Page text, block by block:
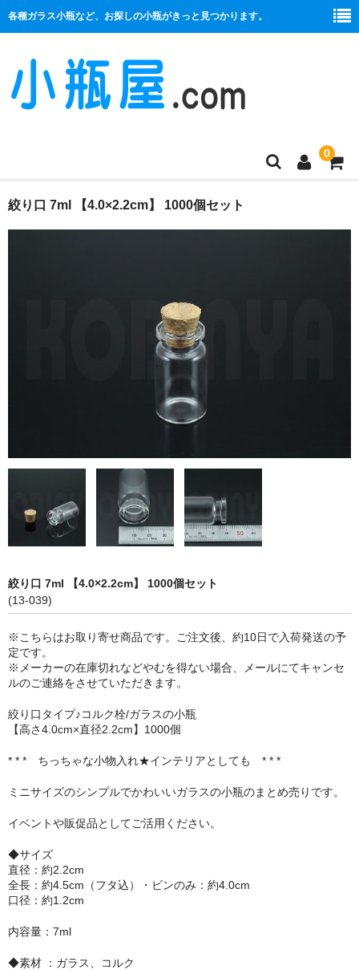
各種ガラス小瓶など、お探しの小瓶がきっと見つかります。
0
商品一覧
ストラップ付き
単品
セット
単品
セット
デザイン小瓶
単品
絞り口 7ml 【4.0×2.2cm】 1000個セット
絞り口 7ml 【4.0×2.2cm】 1000個セット
(13-039)
※こちらはお取り寄せ商品です。ご注文後、約10日で入荷発送の予
定です。
※メーカーの在庫切れなどやむを得ない場合、メールにてキャンセ
ルのご連絡をさせていただきます。
絞り口タイプ♪コルク栓/ガラスの小瓶
【高さ4.0cm×直径2.2cm】1000個
* * * ちっちゃな小物入れ★インテリアとしても * * *
ミニサイズのシンプルでかわいいガラスの小瓶のまとめ売りです。
イベントや販促品としてご活用ください。
◆サイズ
直径：約2.2cm
全長：約4.5cm（フタ込）・ビンのみ：約4.0cm
口径：約1.2cm
内容量：7ml
◆素材 ：ガラス、コルク